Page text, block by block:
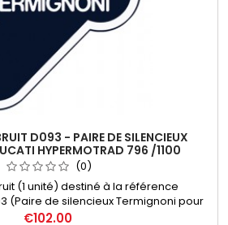
D093 - PAIRE DE SILENCIEUX
HYPERMOTRAD 796 /1100
(0)
(1 unité) destiné à la référence
(Paire de silencieux Termignoni pour
Hypermotard 796 /1100).
€102.00